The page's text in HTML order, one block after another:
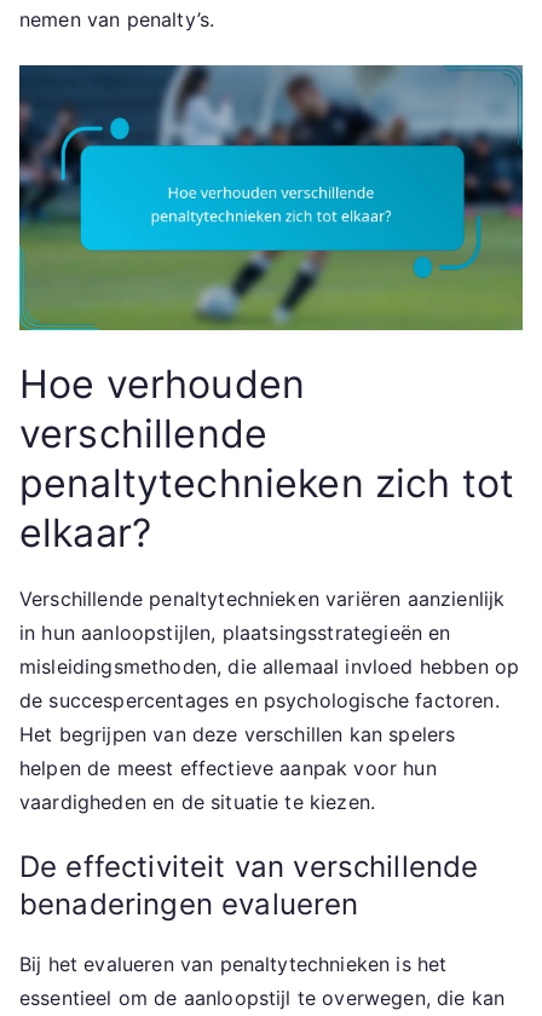
nemen van penalty’s.
Hoe verhouden
verschillende
penaltytechnieken zich tot
elkaar?
Verschillende penaltytechnieken variëren aanzienlijk
in hun aanloopstijlen, plaatsingsstrategieën en
misleidingsmethoden, die allemaal invloed hebben op
de succespercentages en psychologische factoren.
Het begrijpen van deze verschillen kan spelers
helpen de meest effectieve aanpak voor hun
vaardigheden en de situatie te kiezen.
De effectiviteit van verschillende
benaderingen evalueren
Bij het evalueren van penaltytechnieken is het
essentieel om de aanloopstijl te overwegen, die kan